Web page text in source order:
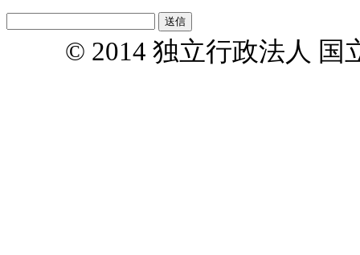
© 2014 独立行政法人 国